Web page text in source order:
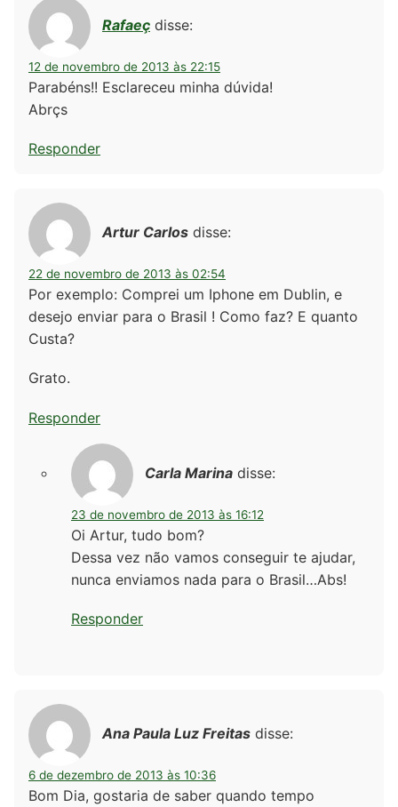
Rafaeç disse:
12 de novembro de 2013 às 22:15
Parabéns!! Esclareceu minha dúvida!
Abrçs
Responder
Artur Carlos disse:
22 de novembro de 2013 às 02:54
Por exemplo: Comprei um Iphone em Dublin, e
desejo enviar para o Brasil ! Como faz? E quanto
Custa?
Grato.
Responder
Carla Marina disse:
23 de novembro de 2013 às 16:12
Oi Artur, tudo bom?
Dessa vez não vamos conseguir te ajudar,
nunca enviamos nada para o Brasil…Abs!
Responder
Ana Paula Luz Freitas disse:
6 de dezembro de 2013 às 10:36
Bom Dia, gostaria de saber quando tempo